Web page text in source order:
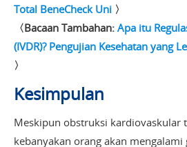
Total BeneCheck Uni 〉
〈Bacaan Tambahan: Apa itu
(IVDR)? Pengujian Kesehatan yang
〉
Kesimpulan
Meskipun obstruksi kardiovaskular
kebanyakan orang akan mengalami